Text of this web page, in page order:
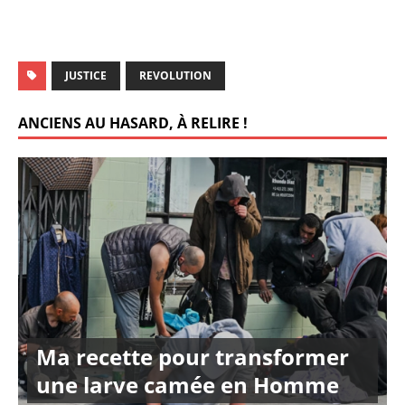
JUSTICE REVOLUTION
ANCIENS AU HASARD, À RELIRE !
Ma recette pour transformer
une larve camée en Homme